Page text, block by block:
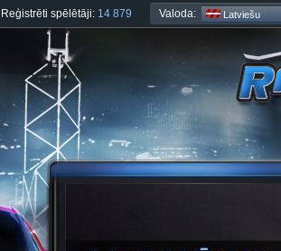
Reģistrēti spēlētāji: 14 879 Valoda: Latviešu